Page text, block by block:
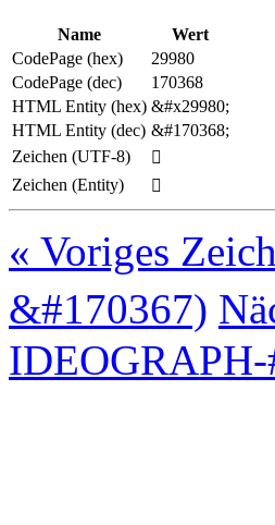
Name
Wert
CodePage (hex)
29980
CodePage (dec)
170368
HTML Entity (hex) &#x29980;
HTML Entity (dec) &#170368;
Zeichen (UTF-8)
𩦀
Zeichen (Entity)
𩦀
« Voriges
&#170367)